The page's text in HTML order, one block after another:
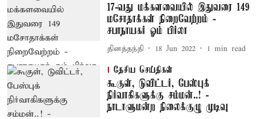
17-வது மக்களவையில் இதுவரை 149
மசோதாக்கள் நிறைவேற்றம் -
சபாநாயகர் ஓம் பிர்லா
தினத்தந்தி 18 Jun 2022 1 min read
தேசிய செய்திகள்
கூகுள், டுவிட்டர், பேஸ்புக்
நிர்வாகிகளுக்கு சம்மன்..! -
நாடாளுமன்ற நிலைக்குழு முடிவு